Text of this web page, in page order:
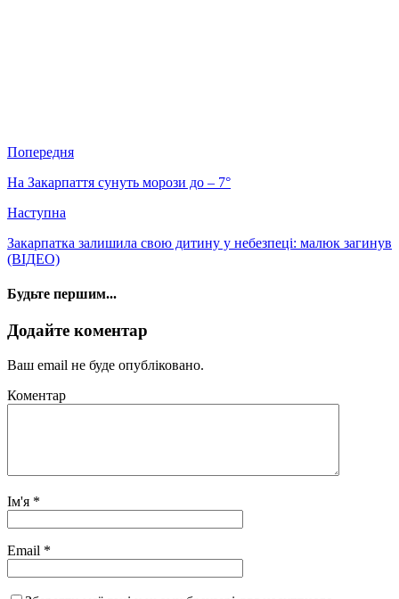
Попередня
На Закарпаття сунуть морози до – 7°
Наступна
Закарпатка залишила свою дитину у небезпеці: малюк загинув
(ВІДЕО)
Будьте першим...
Додайте коментар
Ваш email не буде опубліковано.
Коментар
Ім'я *
Email *